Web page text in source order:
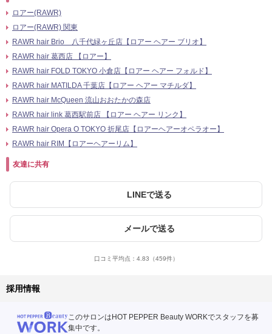
ロアー(RAWR)
ロアー(RAWR) 関東
RAWR hair Brio 八千代緑ヶ丘店【ロアー ヘアー ブリオ】
RAWR hair 葛西店 【ロアー】
RAWR hair FOLD TOKYO 小倉店【ロアー ヘアー フォルド】
RAWR hair MATILDA 千葉店【ロアー ヘアー マチルダ】
RAWR hair McQueen 流山おおたかの森店
RAWR hair link 葛西駅前店 【ロアー ヘアー リンク】
RAWR hair Opera O TOKYO 折尾店【ロアーヘアーオペラオー】
RAWR hair RIM【ロアーヘアーリム】
友達に共有
LINEで送る
メールで送る
口コミ平均点： 4.83 （459件）
採用情報
このサロンはHOT PEPPER Beauty WORKでスタッフを募
集中です。